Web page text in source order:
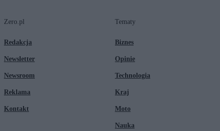
Zero.pl
Redakcja
Newsletter
Newsroom
Reklama
Kontakt
Tematy
Biznes
Opinie
Technologia
Kraj
Moto
Nauka